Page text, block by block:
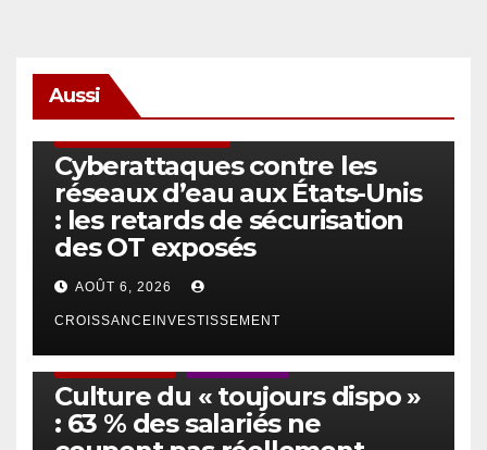
Aussi
Cyberattaques contre les
réseaux d’eau aux États-Unis
: les retards de sécurisation
des OT exposés
AOÛT 6, 2026
CROISSANCEINVESTISSEMENT
Culture du « toujours dispo »
: 63 % des salariés ne